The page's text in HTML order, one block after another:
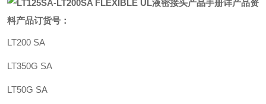
产品手册详产品资
料产品订货号：
LT200 SA
LT350G SA
LT50G SA